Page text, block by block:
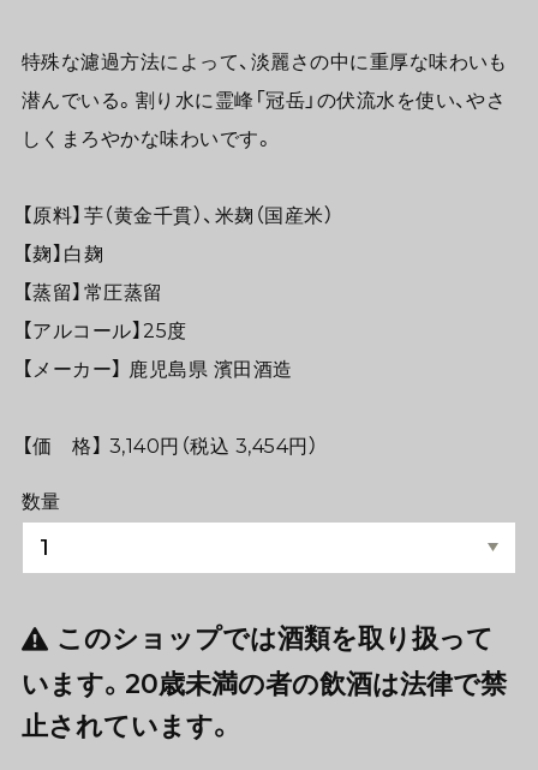
特殊な濾過方法によって、淡麗さの中に重厚な味わいも
潜んでいる。割り水に霊峰「冠岳」の伏流水を使い、やさ
しくまろやかな味わいです。
【原料】芋（黄金千貫）、米麹（国産米）
【麹】白麹
【蒸留】常圧蒸留
【アルコール】25度
【メーカー】 鹿児島県 濱田酒造
【価 格】 3,140円（税込 3,454円）
数量
このショップでは酒類を取り扱って
います。20歳未満の者の飲酒は法律で禁
止されています。